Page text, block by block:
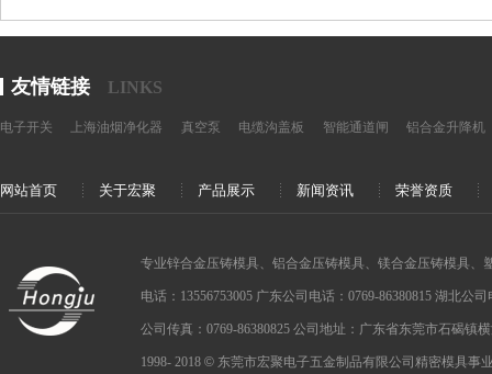
友情链接 LINKS
电子开关 上海油烟净化器 真空泵 电缆沟盖板 智能通道闸 铝合金升降机
网站首页 关于宏聚 产品展示 新闻资讯 荣誉资质
专业锌合金压铸模具、铝合金压铸模具、镁合金压铸模具、
电话：13556753005 广东公司电话：0769-86380815 湖北公
公司传真：0769-86380825 公司地址：广东省东莞市石碣镇
1998- 2018 © 东莞市宏聚电子五金制品有限公司精密模具事